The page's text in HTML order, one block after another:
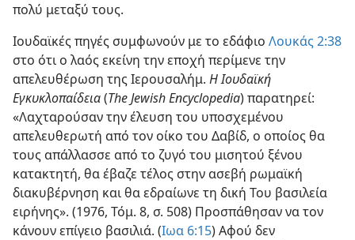
πολύ μεταξύ τους.
Ιουδαϊκές πηγές συμφωνούν με το εδάφιο Λουκάς 2:38
στο ότι ο λαός εκείνη την εποχή περίμενε την
απελευθέρωση της Ιερουσαλήμ. Η Ιουδαϊκή
Εγκυκλοπαίδεια(The Jewish Encyclopedia) παρατηρεί:
«Λαχταρούσαν την έλευση του υποσχεμένου
απελευθερωτή από τον οίκο του Δαβίδ, ο οποίος θα
τους απάλλασσε από το ζυγό του μισητού ξένου
κατακτητή, θα έβαζε τέλος στην ασεβή ρωμαϊκή
διακυβέρνηση και θα εδραίωνε τη δική Του βασιλεία
ειρήνης». (1976, Τόμ. 8, σ. 508) Προσπάθησαν να τον
κάνουν επίγειο βασιλιά. (Ιωα 6:15) Αφού δεν